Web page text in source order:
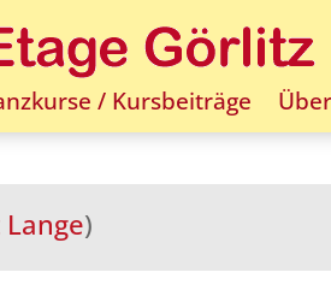
/ Kursbeiträge
)